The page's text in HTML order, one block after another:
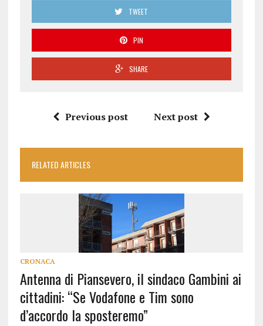
TWEET
PIN
SHARE
Previous post Next post
RELATED ARTICLES
CRONACA
Antenna di Piansevero, il sindaco Gambini ai
cittadini: “Se Vodafone e Tim sono
d’accordo la sposteremo”